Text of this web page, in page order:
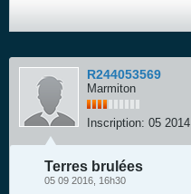
R244053569
Marmiton
Inscription: 05 2014
Terres brulées
05 09 2016, 16h30